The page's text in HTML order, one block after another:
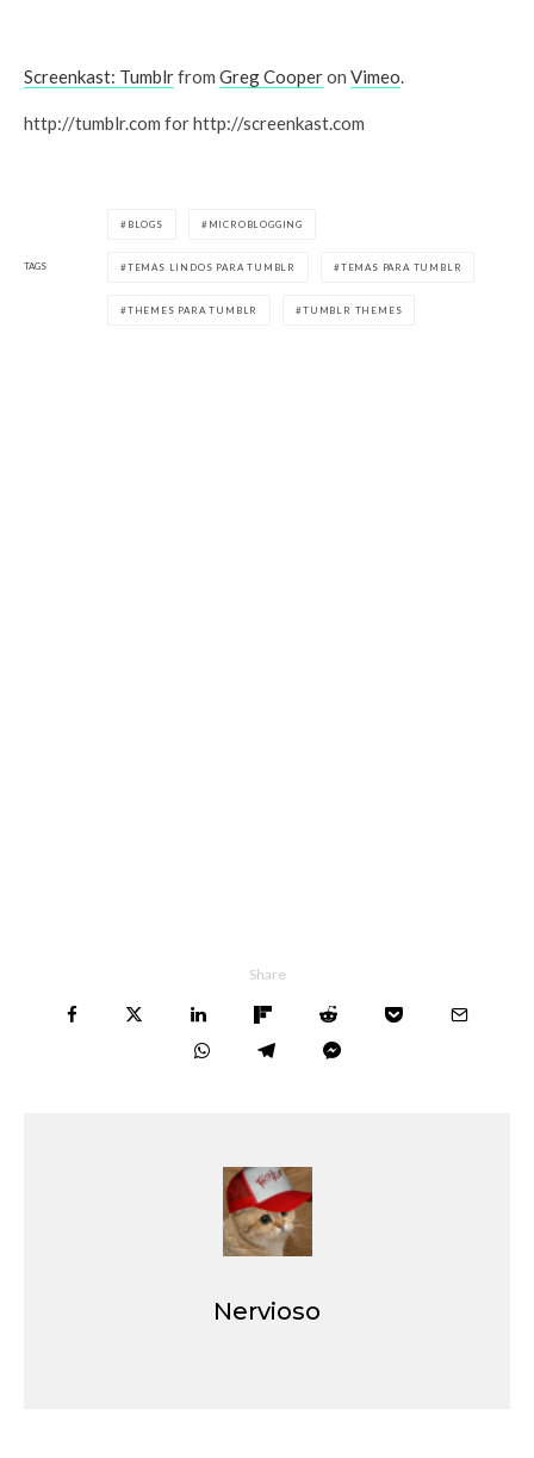
Screenkast: Tumblrfrom Greg Cooperon Vimeo
http://tumblr.com for http://screenkast.com
TAGS
BLOGS MICROBLOGGING
TEMAS LINDOS PARA TUMBLR TEMAS PARA TUMBLR
THEMES PARA TUMBLR TUMBLR THEMES
Share
Nervioso